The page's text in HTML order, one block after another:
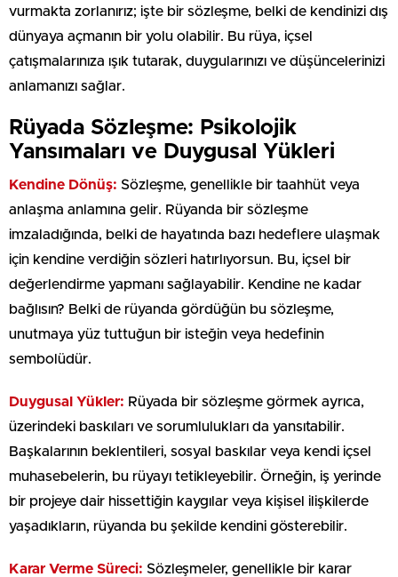
vurmakta zorlanırız; işte bir sözleşme, belki de kendinizi dış
dünyaya açmanın bir yolu olabilir. Bu rüya, içsel
çatışmalarınıza ışık tutarak, duygularınızı ve düşüncelerinizi
anlamanızı sağlar.
Rüyada Sözleşme: Psikolojik
Yansımaları ve Duygusal Yükleri
Kendine Dönüş: Sözleşme, genellikle bir taahhüt veya
anlaşma anlamına gelir. Rüyanda bir sözleşme
imzaladığında, belki de hayatında bazı hedeflere ulaşmak
için kendine verdiğin sözleri hatırlıyorsun. Bu, içsel bir
değerlendirme yapmanı sağlayabilir. Kendine ne kadar
bağlısın? Belki de rüyanda gördüğün bu sözleşme,
unutmaya yüz tuttuğun bir isteğin veya hedefinin
sembolüdür.
Duygusal Yükler: Rüyada bir sözleşme görmek ayrıca,
üzerindeki baskıları ve sorumlulukları da yansıtabilir.
Başkalarının beklentileri, sosyal baskılar veya kendi içsel
muhasebelerin, bu rüyayı tetikleyebilir. Örneğin, iş yerinde
bir projeye dair hissettiğin kaygılar veya kişisel ilişkilerde
yaşadıkların, rüyanda bu şekilde kendini gösterebilir.
Karar Verme Süreci: Sözleşmeler, genellikle bir karar